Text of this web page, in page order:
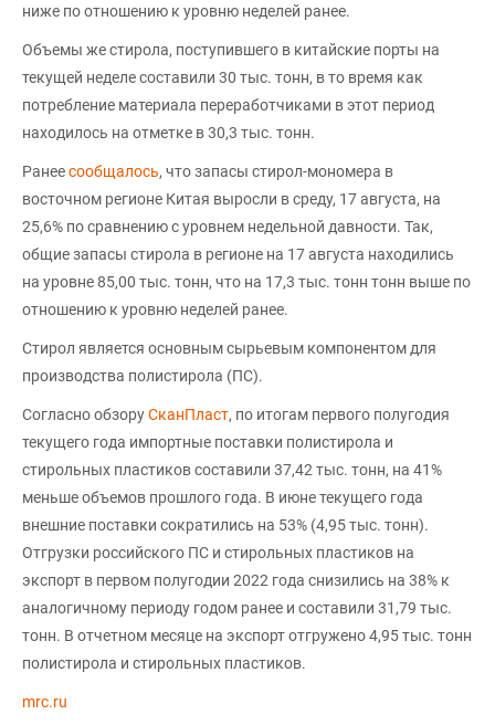
ниже по отношению к уровню неделей ранее.
Объемы же стирола, поступившего в китайские порты на
текущей неделе составили 30 тыс. тонн, в то время как
потребление материала переработчиками в этот период
находилось на отметке в 30,3 тыс. тонн.
Ранеесообщалось, что запасы стирол-мономера в
восточном регионе Китая выросли в среду, 17 августа, на
25,6% по сравнению с уровнем недельной давности. Так,
общие запасы стирола в регионе на 17 августа находились
на уровне 85,00 тыс. тонн, что на 17,3 тыс. тонн тонн выше по
отношению к уровню неделей ранее.
Стирол является основным сырьевым компонентом для
производства полистирола (ПС).
Согласно обзоруСканПласт, по итогам первого полугодия
текущего года импортные поставки полистирола и
стирольных пластиков составили 37,42 тыс. тонн, на 41%
меньше объемов прошлого года. В июне текущего года
внешние поставки сократились на 53% (4,95 тыс. тонн).
Отгрузки российского ПС и стирольных пластиков на
экспорт в первом полугодии 2022 года снизились на 38% к
аналогичному периоду годом ранее и составили 31,79 тыс.
тонн. В отчетном месяце на экспорт отгружено 4,95 тыс. тонн
полистирола и стирольных пластиков.
mrc.ru